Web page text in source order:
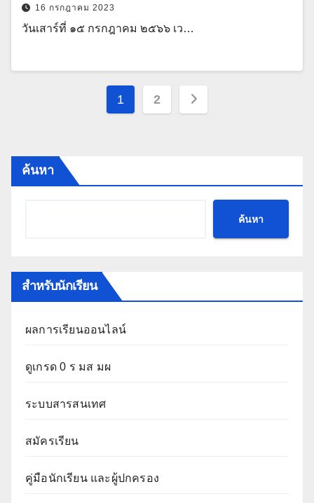
16 กรกฎาคม 2023
วันเสาร์ที่ ๑๕ กรกฎาคม ๒๕๖๖ เว…
Posts
1 2
ค้นหา
ค้นหา
สำหรับนักเรียน
ผลการเรียนออนไลน์
ดูเกรด 0 ร มส มผ
ระบบสารสนเทศ
สมัครเรียน
คู่มือนักเรียน และผู้ปกครอง